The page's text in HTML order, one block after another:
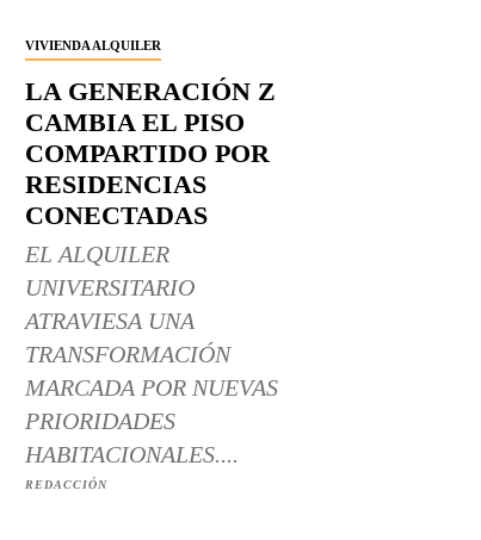
VIVIENDA ALQUILER
LA GENERACIÓN Z
CAMBIA EL PISO
COMPARTIDO POR
RESIDENCIAS
CONECTADAS
EL ALQUILER
UNIVERSITARIO
ATRAVIESA UNA
TRANSFORMACIÓN
MARCADA POR NUEVAS
PRIORIDADES
HABITACIONALES....
REDACCIÓN